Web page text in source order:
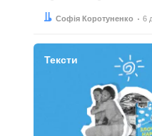
Автор:
Софія Коротуненко
Дата: 6
Тексти